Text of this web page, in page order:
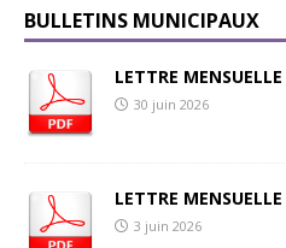
BULLETINS MUNICIPAUX
LETTRE
30 juin 2026
LETTRE
3 juin 2026